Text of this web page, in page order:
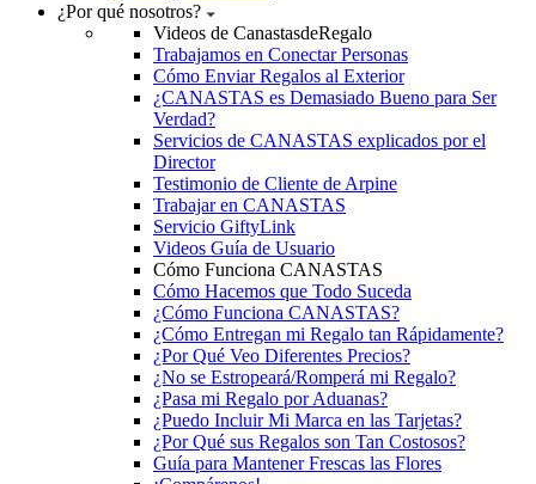
¿Por qué nosotros?
Videos de CanastasdeRegalo
Trabajamos en Conectar Personas
Cómo Enviar Regalos al Exterior
¿CANASTAS es Demasiado Bueno para Ser
Verdad?
Servicios de CANASTAS explicados por el
Director
Testimonio de Cliente de Arpine
Trabajar en CANASTAS
Servicio GiftyLink
Videos Guía de Usuario
Cómo Funciona CANASTAS
Cómo Hacemos que Todo Suceda
¿Cómo Funciona CANASTAS?
¿Cómo Entregan mi Regalo tan Rápidamente?
¿Por Qué Veo Diferentes Precios?
¿No se Estropeará/Romperá mi Regalo?
¿Pasa mi Regalo por Aduanas?
¿Puedo Incluir Mi Marca en las Tarjetas?
¿Por Qué sus Regalos son Tan Costosos?
Guía para Mantener Frescas las Flores